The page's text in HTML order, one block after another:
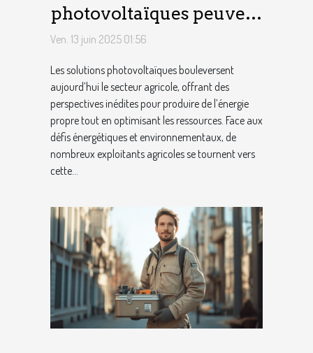
photovoltaïques peuvent
transformer le secteur
Ven. 13 juin 2025 01:56
Les solutions photovoltaïques bouleversent
aujourd’hui le secteur agricole, offrant des
perspectives inédites pour produire de l’énergie
propre tout en optimisant les ressources. Face aux
défis énergétiques et environnementaux, de
nombreux exploitants agricoles se tournent vers
cette...